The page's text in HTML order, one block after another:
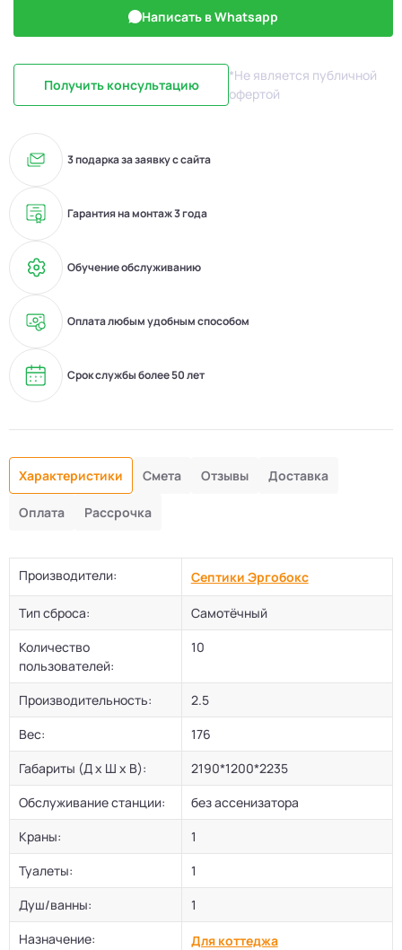
Написать в Whatsapp
Получить консультацию
*Не является публичной
офертой
3 подарка за заявку с сайта
Гарантия на монтаж 3 года
Обучение обслуживанию
Оплата любым удобным способом
Срок службы более 50 лет
Характеристики Смета Отзывы Доставка
Оплата Рассрочка
Производители: Септики Эргобокс
Тип сброса:
Самотёчный
Количество
пользователей:
10
Производительность:
2.5
Вес:
176
Габариты (Д х Ш х В):
2190*1200*2235
Обслуживание станции:
без ассенизатора
Краны:
1
Туалеты:
1
Душ/ванны:
1
Назначение:
Для коттеджа